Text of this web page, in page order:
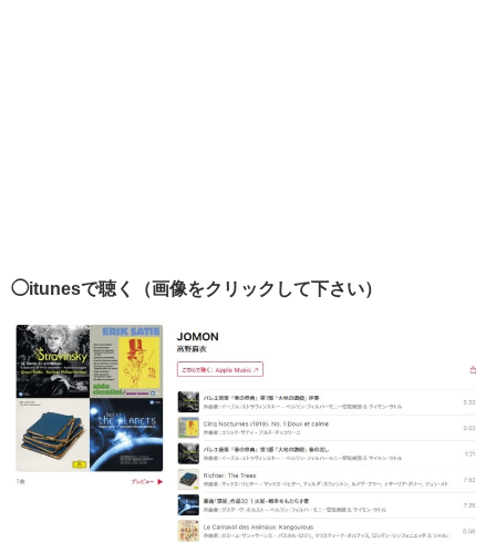
◯itunesで聴く（画像をクリックして下さい）